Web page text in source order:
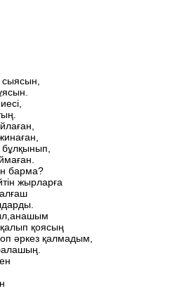
барма?
жырларға
қоясың
әркез қалмадым,